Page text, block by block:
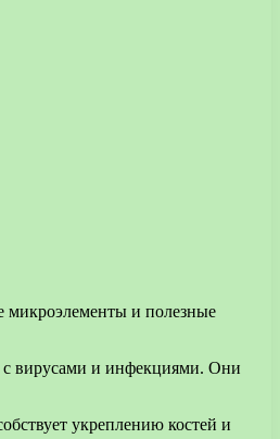
микроэлементы и полезные
с вирусами и инфекциями. Они
укреплению костей и